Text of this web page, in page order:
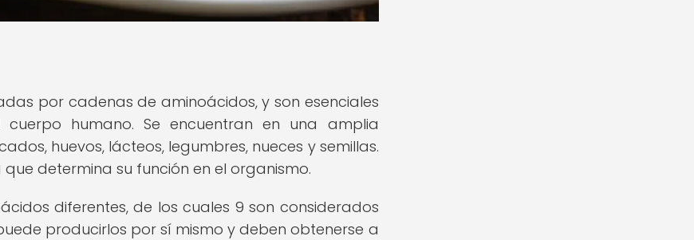
por cadenas de aminoácidos, y son esenciales
humano. Se encuentran en una amplia
huevos, lácteos, legumbres, nueces y semillas.
determina su función en el organismo.
diferentes, de los cuales 9 son considerados
producirlos por sí mismo y deben obtenerse a